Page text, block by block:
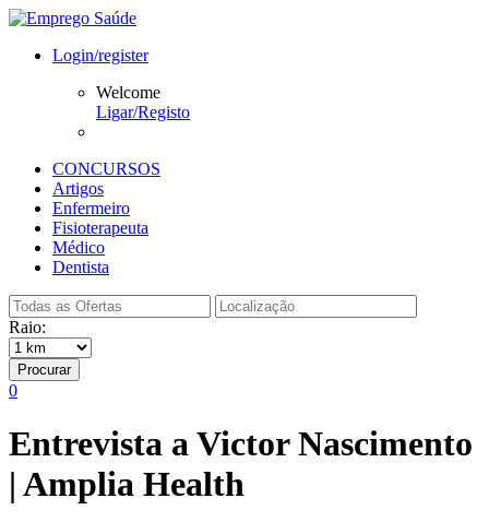
Login/register
Welcome
Ligar/Registo
CONCURSOS
Artigos
Enfermeiro
Fisioterapeuta
Médico
Dentista
Raio:
Procurar
0
Entrevista a Victor Nascimento
| Amplia Health